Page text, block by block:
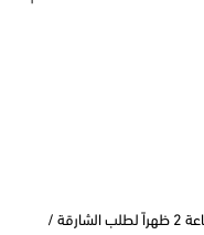
التوصيل في نفس اليوم في دبي اطلب قبل الساعة 2 ظهراً لطلب الشارقة /